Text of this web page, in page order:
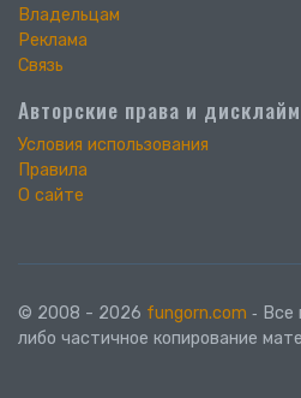
Владельцам
Реклама
Связь
Авторские права и
Условия использования
Правила
О сайте
© 2008 - 2026 fungorn.com ‐ Все
либо частичное копирование